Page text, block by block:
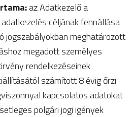
az Adatkezelő a
céljának fennállása
jogszabályokban meghatározott
megadott személyes
rendelkezéseinek
számított 8 évig őrzi
kapcsolatos adatokat
polgári jogi igények